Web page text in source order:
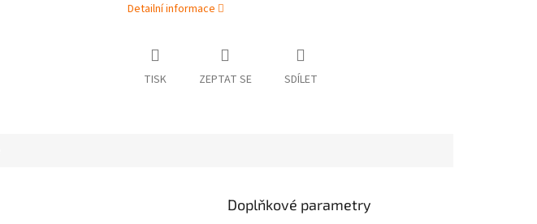
Detailní informace
TISK ZEPTAT SE SDÍLET
Doplňkové parametry